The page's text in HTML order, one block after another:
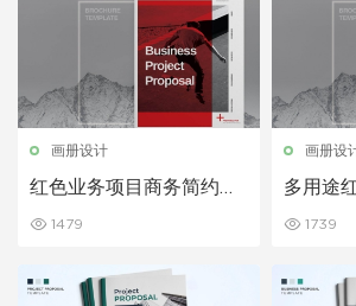
画册设计
红色业务项目商务简约公
1479
画册设
多用途
1739